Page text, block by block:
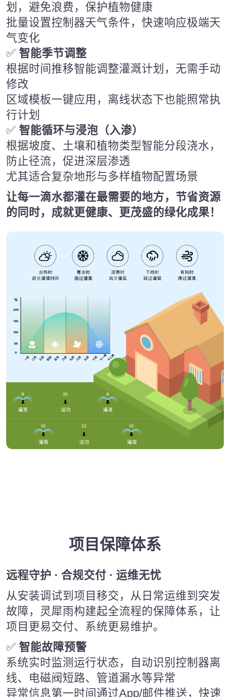
划，避免浪费，保护植物健康
批量设置控制器天气条件，快速响应极端天
气变化
✅ 智能季节调整
根据时间推移智能调整灌溉计划，无需手动
修改
区域模板一键应用，离线状态下也能照常执
行计划
✅ 智能循环与浸泡（入渗）
根据坡度、土壤和植物类型智能分段浇水，
防止径流，促进深层渗透
尤其适合复杂地形与多样植物配置场景
让每一滴水都灌在最需要的地方，节省资源
的同时，成就更健康、更茂盛的绿化成果！
项目保障体系
远程守护 · 合规交付 · 运维无忧
从安装调试到项目移交，从日常运维到突发
故障，灵犀雨构建起全流程的保障体系，让
项目更易交付、系统更易维护。
✅ 智能故障预警
系统实时监测运行状态，自动识别控制器离
线、电磁阀短路、管道漏水等异常
异常信息第一时间通过App/邮件推送，快速